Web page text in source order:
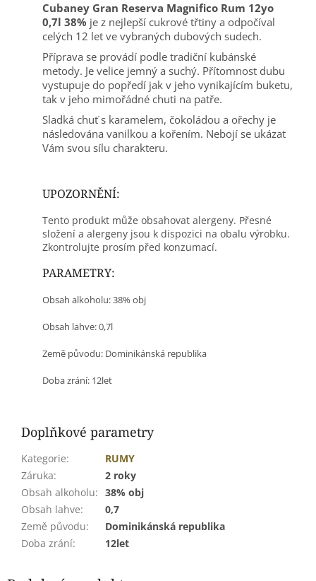
Cubaney Gran Reserva Magnifico Rum 12yo
0,7l 38% je z nejlepší cukrové třtiny a odpočíval
celých 12 let ve vybraných dubových sudech.
Příprava se provádí podle tradiční kubánské
metody. Je velice jemný a suchý. Přítomnost dubu
vystupuje do popředí jak v jeho vynikajícím buketu,
tak v jeho mimořádné chuti na patře.
Sladká chuť s karamelem, čokoládou a ořechy je
následována vanilkou a kořením. Nebojí se ukázat
Vám svou sílu charakteru.
UPOZORNĚNÍ:
Tento produkt může obsahovat alergeny. Přesné
složení a alergeny jsou k dispozici na obalu výrobku.
Zkontrolujte prosím před konzumací.
PARAMETRY:
Obsah alkoholu: 38% obj
Obsah lahve: 0,7l
Země původu: Dominikánská republika
Doba zrání: 12let
Doplňkové parametry
Kategorie:
RUMY
Záruka:
2 roky
Obsah alkoholu: 38% obj
Obsah lahve:
0,7
Země původu:
Dominikánská republika
Doba zrání: 12let